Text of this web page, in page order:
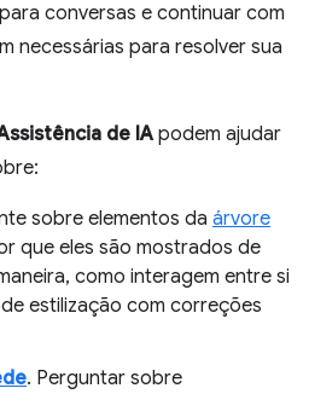
conversas e continuar com
necessárias para resolver sua
de IA podem ajudar
sobre elementos da árvore
que eles são mostrados de
como interagem entre si
estilização com correções
. Perguntar sobre